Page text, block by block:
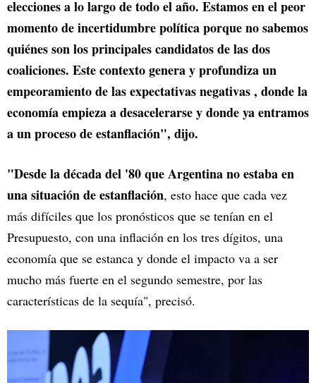
elecciones a lo largo de todo el año. Estamos en el peor
momento de incertidumbre política porque no sabemos
quiénes son los principales candidatos de las dos
coaliciones. Este contexto genera y profundiza un
empeoramiento de las expectativas negativas , donde la
economía empieza a desacelerarse y donde ya entramos
a un proceso de estanflación", dijo.
"Desde la década del '80 que Argentina no estaba en
una situación de estanflación, esto hace que cada vez
más difíciles que los pronósticos que se tenían en el
Presupuesto, con una inflación en los tres dígitos, una
economía que se estanca y donde el impacto va a ser
mucho más fuerte en el segundo semestre, por las
características de la sequía", precisó.